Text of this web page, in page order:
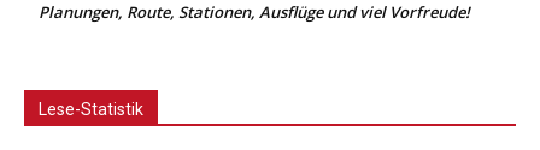
Planungen, Route, Stationen, Ausflüge und viel Vorfreude!
Lese-Statistik